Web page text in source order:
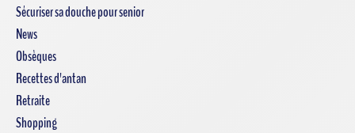
Sécuriser sa douche pour senior
News
Obsèques
Recettes d'antan
Retraite
Shopping